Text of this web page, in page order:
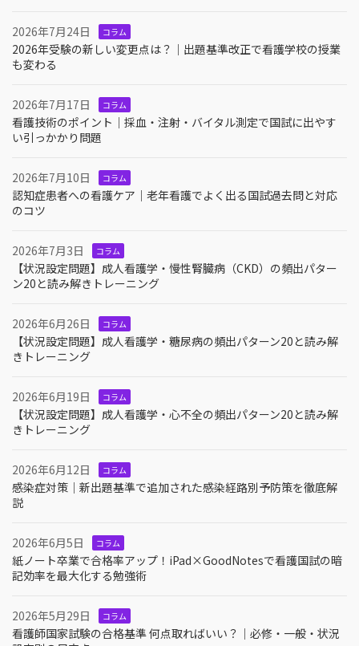
2026年7月24日 コラム
2026年受験の新しい変更点は？｜出題基準改正で看護学校の授業
も変わる
2026年7月17日 コラム
看護技術のポイント｜採血・注射・バイタル測定で国試に出やす
い引っかかり問題
2026年7月10日 コラム
認知症患者への看護ケア｜老年看護でよく出る国試過去問と対応
のコツ
2026年7月3日 コラム
【状況設定問題】成人看護学・慢性腎臓病（CKD）の頻出パター
ン20と読み解きトレーニング
2026年6月26日 コラム
【状況設定問題】成人看護学・糖尿病の頻出パターン20と読み解
きトレーニング
2026年6月19日 コラム
【状況設定問題】成人看護学・心不全の頻出パターン20と読み解
きトレーニング
2026年6月12日 コラム
感染症対策｜新出題基準で追加された感染経路別予防策を徹底解
説
2026年6月5日 コラム
紙ノート卒業で合格率アップ！iPad×GoodNotesで看護国試の暗
記効率を最大化する勉強術
2026年5月29日 コラム
看護師国家試験の合格基準 何点取ればいい？｜必修・一般・状況